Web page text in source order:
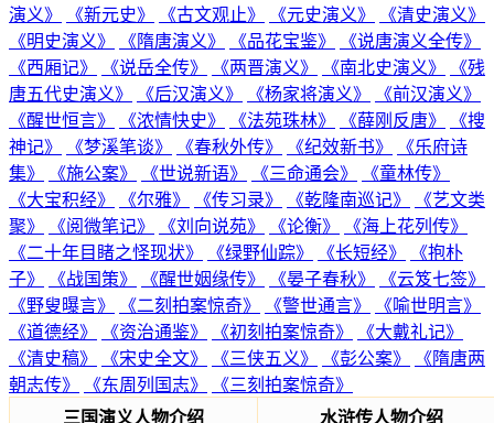
演义》
《新元史》 《古文观止》 《元史演义》
《清史演义》
《明史演义》
《隋唐演义》 《品花宝鉴》
《说唐演义全传》
《西厢记》
《说岳全传》 《两晋演义》 《南北史演义》
《残
唐五代史演义》
《后汉演义》 《杨家将演义》
《前汉演义》
《醒世恒言》
《浓情快史》 《法苑珠林》 《薛刚反唐》
《搜
神记》
《梦溪笔谈》 《春秋外传》 《纪效新书》
《乐府诗
集》
《施公案》 《世说新语》 《三命通会》
《童林传》
《大宝积经》
《尔雅》 《传习录》 《乾隆南巡记》
《艺文类
聚》
《阅微笔记》 《刘向说苑》 《论衡》
《海上花列传》
《二十年目睹之怪现状》
《绿野仙踪》 《长短经》
《抱朴
子》
《战国策》 《醒世姻缘传》 《晏子春秋》
《云笈七签》
《野叟曝言》
《二刻拍案惊奇》 《警世通言》
《喻世明言》
《道德经》
《资治通鉴》 《初刻拍案惊奇》
《大戴礼记》
《清史稿》
《宋史全文》 《三侠五义》 《彭公案》
《隋唐两
朝志传》
《东周列国志》
《三刻拍案惊奇》
三国演义人物介绍
水浒传人物介绍